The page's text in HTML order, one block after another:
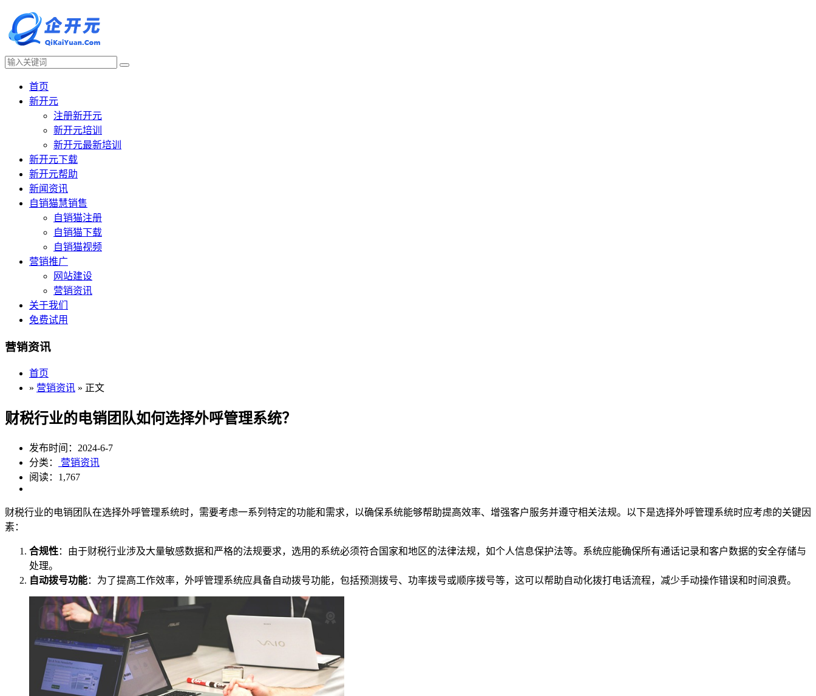
首页
新开元
注册新开元
新开元培训
新开元最新培训
新开元下载
新开元帮助
新闻资讯
自销猫慧销售
自销猫注册
自销猫下载
自销猫视频
营销推广
网站建设
营销资讯
关于我们
免费试用
营销资讯
首页
» 营销资讯 » 正文
财税行业的电销团队如何选择外呼管理系统？
发布时间：2024-6-7
分类：
营销资讯
阅读：1,767
财税行业的电销团队在选择外呼管理系统时，需要考虑一系列特定的功能和需求，以确保系统能够帮助提高效率、增强客户服务并遵守相关法规。以下是选择外呼管理系统时应考虑的关键因
素：
合规性：由于财税行业涉及大量敏感数据和严格的法规要求，选用的系统必须符合国家和地区的法律法规，如个人信息保护法等。系统应能确保所有通话记录和客户数据的安全存储与
处理。
自动拨号功能：为了提高工作效率，外呼管理系统应具备自动拨号功能，包括预测拨号、功率拨号或顺序拨号等，这可以帮助自动化拨打电话流程，减少手动操作错误和时间浪费。